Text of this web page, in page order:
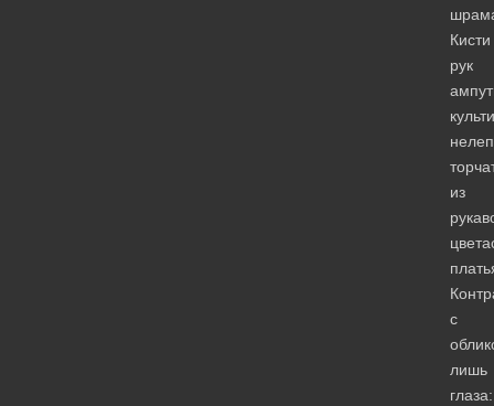
Кисти
рук
культи
из
с
лишь
глаза: